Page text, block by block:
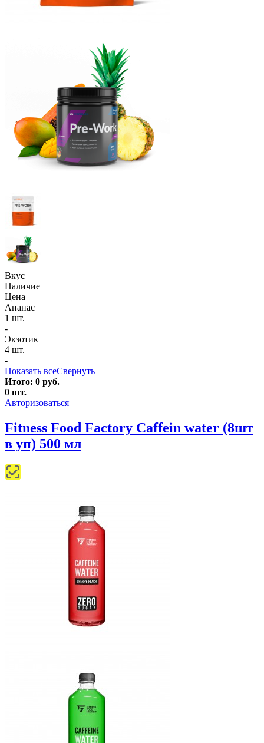
Вкус
Наличие
Цена
Ананас
1 шт.
-
Экзотик
4 шт.
-
Показать всеСвернуть
Итого: 0 руб.
0 шт.
Авторизоваться
Fitness Food Factory Caffein water (8шт
в уп) 500 мл